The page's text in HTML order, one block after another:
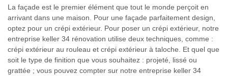
La façade est le premier élément que tout le monde perçoit en
arrivant dans une maison. Pour une façade parfaitement design,
optez pour un crépi extérieur. Pour poser un crépi extérieur, notre
entreprise keller 34 rénovation utilise deux techniques, comme :
crépi extérieur au rouleau et crépi extérieur à taloche. Et quel que
soit le type de finition que vous souhaitez : projeté, lissé ou
grattée ; vous pouvez compter sur notre entreprise keller 34